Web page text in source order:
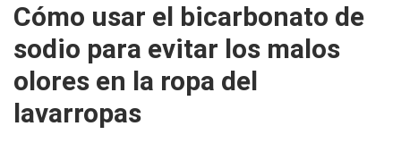
Cómo usar el bicarbonato de
sodio para evitar los malos
olores en la ropa del
lavarropas